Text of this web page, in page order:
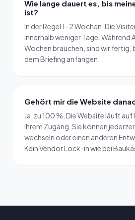
Wie lange dauert es, bis
ist?
In der Regel 1–2 Wochen. Die
innerhalb weniger Tage. Während
Wochen brauchen, sind wir fertig,
dem Briefing anfangen.
Gehört mir die Website
Ja, zu 100 %. Die Website läuft
Ihrem Zugang. Sie können
wechseln oder einen anderen
Kein Vendor Lock-in wie bei